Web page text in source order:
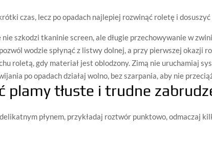
czas, lecz po opadach najlepiej rozwinąć roletę i dosuszyć
nie szkodzi tkaninie screen, ale długie przechowywanie w
wodzie spłynąć z listwy dolnej, a przy pierwszej okazji
roletą, gdy materiał jest oblodzony. Zimą nie uruchamiaj
po opadach działaj wolno, bez szarpania, aby nie
plamy tłuste i trudne
płynem, przykładaj roztwór punktowo, odmaczaj